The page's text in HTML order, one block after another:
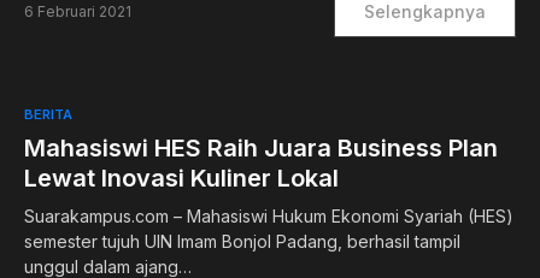
6 Februari 2021 Selengkapnya
BERITA
Mahasiswi HES Raih Juara Business Plan
Lewat Inovasi Kuliner Lokal
Suarakampus.com – Mahasiswi Hukum Ekonomi Syariah (HES)
semester tujuh UIN Imam Bonjol Padang, berhasil tampil
unggul dalam ajang…